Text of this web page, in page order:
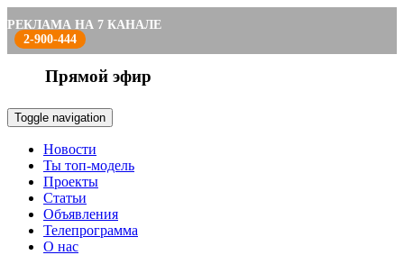
РЕКЛАМА НА 7 КАНАЛЕ
2-900-444
Прямой эфир
Toggle navigation
Новости
Ты топ-модель
Проекты
Статьи
Объявления
Телепрограмма
О нас